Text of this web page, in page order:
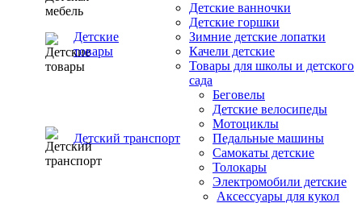
Детские
товары
Детские ванночки
Детские горшки
Зимние детские лопатки
Качели детские
Товары для школы и детского
сада
Детский транспорт
Беговелы
Детские велосипеды
Мотоциклы
Педальные машины
Самокаты детские
Толокары
Электромобили детские
Аксессуары для кукол